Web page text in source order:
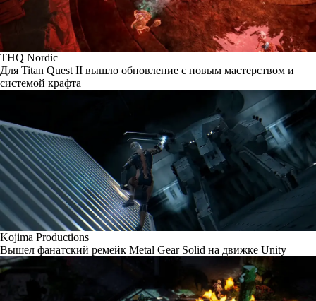
THQ Nordic
Для Titan Quest II вышло обновление с новым мастерством и
системой крафта
Kojima Productions
Вышел фанатский ремейк Metal Gear Solid на движке Unity